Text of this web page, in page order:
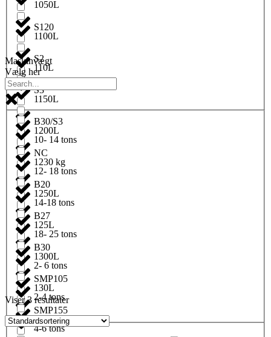
S120
S2
S3
B30/S3
NC
B20
B27
B30
SMP105
SMP155
1050L
1100L
110L
1150L
1200L
1230 kg
1250L
125L
1300L
130L
1350L
Maskinvægt
Vælg her
10- 14 tons
12- 18 tons
14-18 tons
18- 25 tons
2- 6 tons
2-4 tons
4-6 tons
Viser 3 resultater